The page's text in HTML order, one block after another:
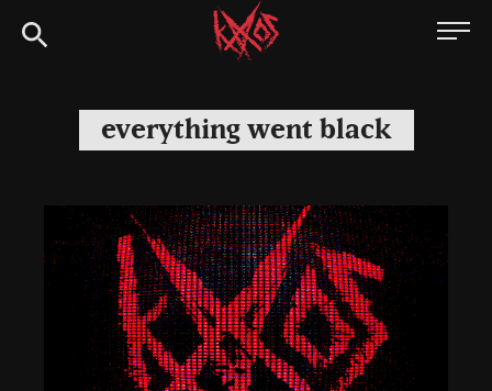
Siirry
suoraan
Kaaoszine
everything went black